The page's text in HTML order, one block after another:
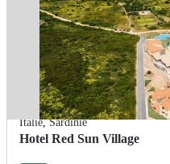
Itálie,Sardinie
Hotel Red Sun Village